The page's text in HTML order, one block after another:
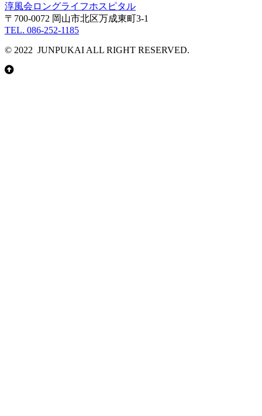
淳風会ロングライフホスピタル
〒700-0072 岡山市北区万成東町3-1
TEL. 086-252-1185
© 2022 JUNPUKAI ALL RIGHT RESERVED.